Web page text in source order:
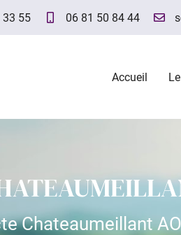
33 55 06 81 50 84 44
Accueil
Chateaumeillant